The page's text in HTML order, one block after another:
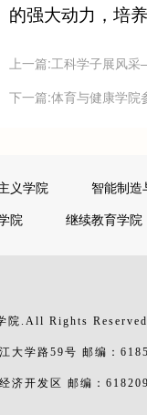
的强大动力，培
上一篇:工科学子展风
下一篇:体育与健康学院
义学院
智能制造
院
继续教育学院
院.All Rights
大学路59号 邮编：
济开发区 邮编：